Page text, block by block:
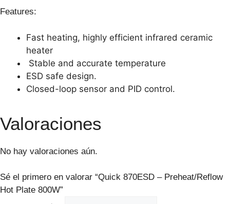
Features:
Fast heating, highly efficient infrared ceramic
heater
Stable and accurate temperature
ESD safe design.
Closed-loop sensor and PID control.
Valoraciones
No hay valoraciones aún.
Sé el primero en valorar “Quick 870ESD – Preheat/Reflow
Hot Plate 800W”